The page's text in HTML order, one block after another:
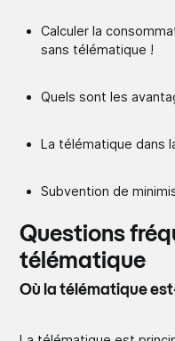
Calculer la
sans télématique !
Quels sont les
La télématique dans
Subvention de
Questions
télématique
Où la télématique